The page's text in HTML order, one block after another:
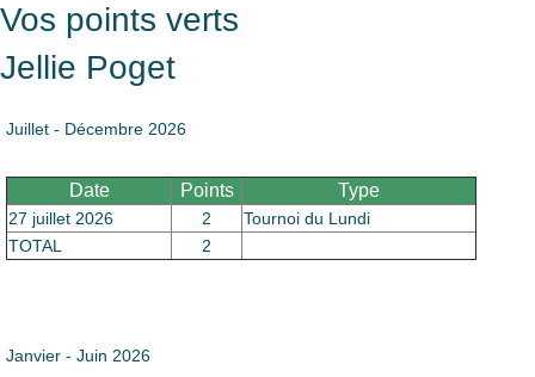
Inscriptions/Programme
Classement
Le Club
Vos points verts
Jellie Poget
Juillet - Décembre 2026
Date Points Type
27 juillet 2026 2
Tournoi du Lundi
TOTAL
2
Janvier - Juin 2026